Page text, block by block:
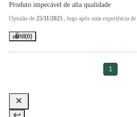
Produto impecável de alta qualidade
Opinião de 25/11/2025 , logo após uma experiência de
Útil(0)
1